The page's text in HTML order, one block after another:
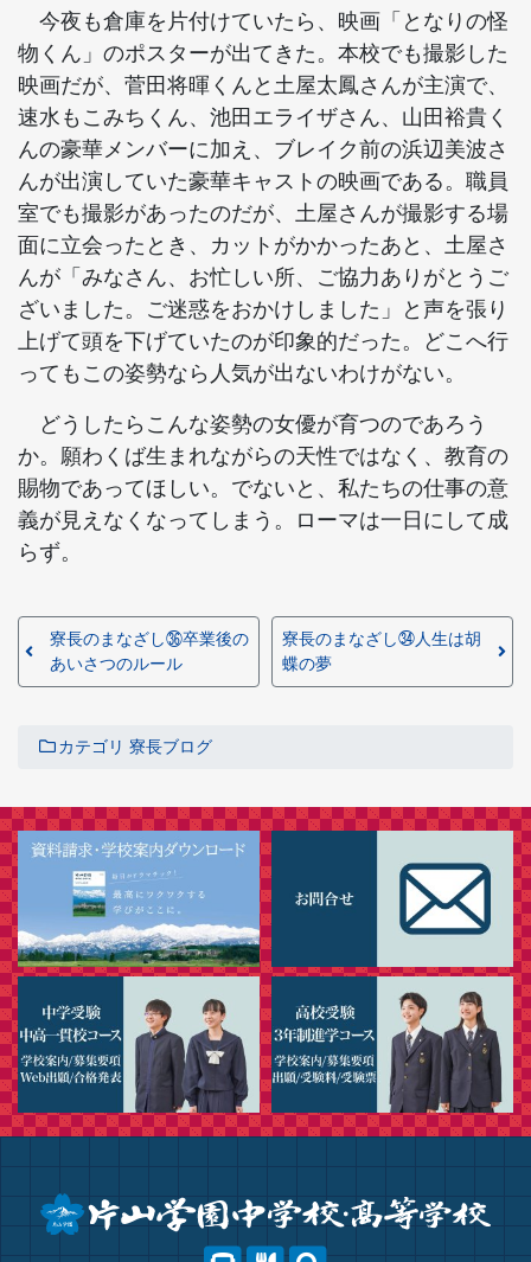
今夜も倉庫を片付けていたら、映画「となりの怪
物くん」のポスターが出てきた。本校でも撮影した
映画だが、菅田将暉くんと土屋太鳳さんが主演で、
速水もこみちくん、池田エライザさん、山田裕貴く
んの豪華メンバーに加え、ブレイク前の浜辺美波さ
んが出演していた豪華キャストの映画である。職員
室でも撮影があったのだが、土屋さんが撮影する場
面に立会ったとき、カットがかかったあと、土屋さ
んが「みなさん、お忙しい所、ご協力ありがとうご
ざいました。ご迷惑をおかけしました」と声を張り
上げて頭を下げていたのが印象的だった。どこへ行
ってもこの姿勢なら人気が出ないわけがない。
どうしたらこんな姿勢の女優が育つのであろう
か。願わくば生まれながらの天性ではなく、教育の
賜物であってほしい。でないと、私たちの仕事の意
義が見えなくなってしまう。ローマは一日にして成
らず。
寮長のまなざし㊱卒業後の
あいさつのルール
寮長のまなざし㉞人生は胡
蝶の夢
カテゴリ 寮長ブログ